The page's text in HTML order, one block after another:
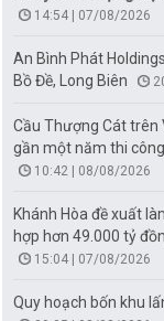
14:54 | 07/08/2026
An Bình Phát
Bồ Đề, Long Biên
Cầu Thượng Cát trên
gần một năm thi công
10:42 | 08/08/2026
Khánh Hòa đề xuất
hợp hơn 49.000 tỷ
15:04 | 07/08/2026
Quy hoạch bốn khu